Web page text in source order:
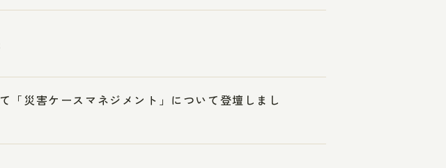
「災害ケースマネジメント」について登壇しまし